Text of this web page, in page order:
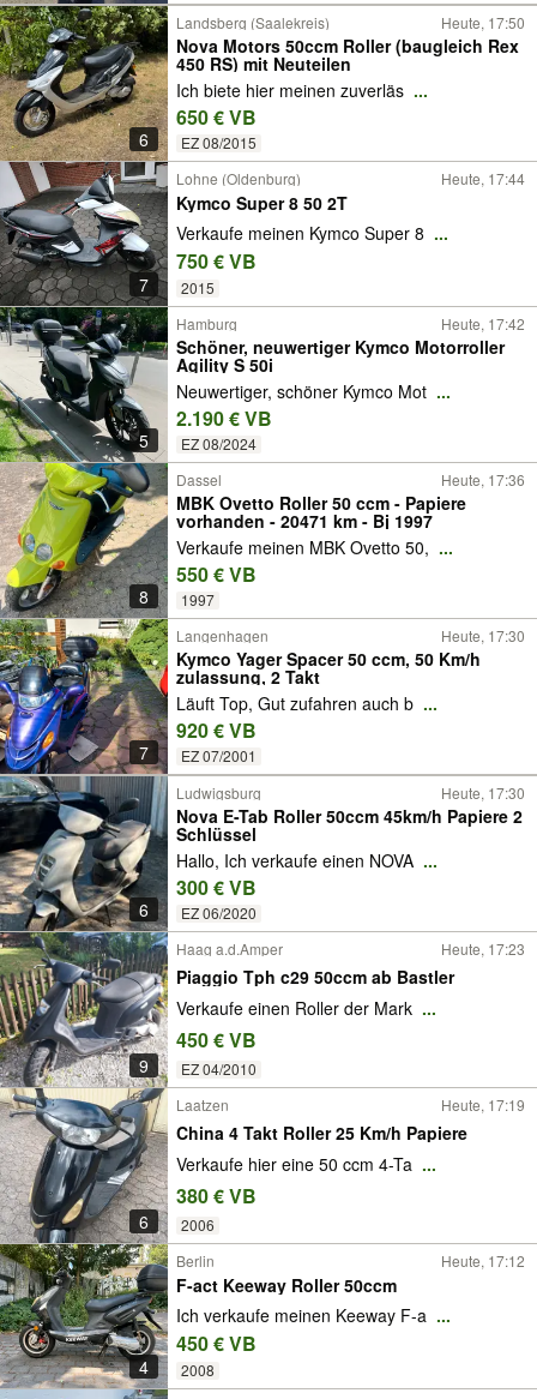
6
Landsberg (Saalekreis) Heute, 17:50
Nova Motors 50ccm Roller (baugleich Rex
450 RS) mit Neuteilen
Ich biete hier meinen zuverläs ...
650 € VB
EZ 08/2015
7
Lohne (Oldenburg) Heute, 17:44
Kymco Super 8 50 2T
Verkaufe meinen Kymco Super 8 ...
750 € VB
2015
5
Hamburg Heute, 17:42
Schöner, neuwertiger Kymco Motorroller
Agility S 50i
Neuwertiger, schöner Kymco Mot ...
2.190 € VB
EZ 08/2024
8
Dassel Heute, 17:36
MBK Ovetto Roller 50 ccm - Papiere
vorhanden - 20471 km - Bj 1997
Verkaufe meinen MBK Ovetto 50, ...
550 € VB
1997
7
Langenhagen Heute, 17:30
Kymco Yager Spacer 50 ccm, 50 Km/h
zulassung, 2 Takt
Läuft Top, Gut zufahren auch b ...
920 € VB
EZ 07/2001
6
Ludwigsburg Heute, 17:30
Nova E-Tab Roller 50ccm 45km/h Papiere 2
Schlüssel
Hallo, Ich verkaufe einen NOVA ...
300 € VB
EZ 06/2020
9
Haag a.d.Amper Heute, 17:23
Piaggio Tph c29 50ccm ab Bastler
Verkaufe einen Roller der Mark ...
450 € VB
EZ 04/2010
6
Laatzen Heute, 17:19
China 4 Takt Roller 25 Km/h Papiere
Verkaufe hier eine 50 ccm 4-Ta ...
380 € VB
2006
4
Berlin Heute, 17:12
F-act Keeway Roller 50ccm
Ich verkaufe meinen Keeway F-a ...
450 € VB
2008